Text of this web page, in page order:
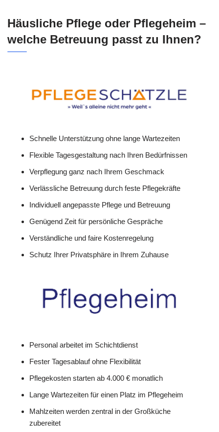
Häusliche Pflege oder Pflegeheim –
welche Betreuung passt zu Ihnen?
Schnelle Unterstützung ohne lange Wartezeiten
Flexible Tagesgestaltung nach Ihren Bedürfnissen
Verpflegung ganz nach Ihrem Geschmack
Verlässliche Betreuung durch feste Pflegekräfte
Individuell angepasste Pflege und Betreuung
Genügend Zeit für persönliche Gespräche
Verständliche und faire Kostenregelung
Schutz Ihrer Privatsphäre in Ihrem Zuhause
Personal arbeitet im Schichtdienst
Fester Tagesablauf ohne Flexibilität
Pflegekosten starten ab 4.000 € monatlich
Lange Wartezeiten für einen Platz im Pflegeheim
Mahlzeiten werden zentral in der Großküche
zubereitet